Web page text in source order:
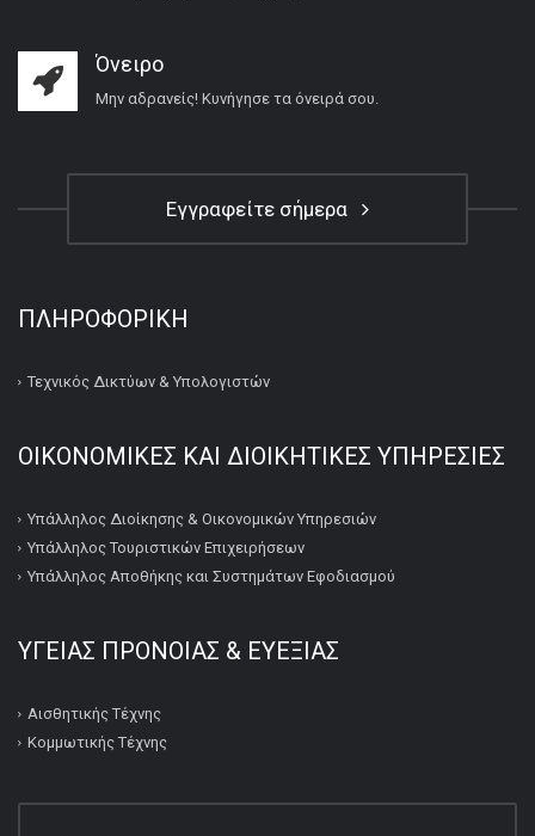
Όνειρο
Μην αδρανείς! Κυνήγησε τα όνειρά σου.
Εγγραφείτε σήμερα
ΠΛΗΡΟΦΟΡΙΚΉ
Τεχνικός Δικτύων & Υπολογιστών
ΟΙΚΟΝΟΜΙΚΕΣ ΚΑΙ ΔΙΟΙΚΗΤΙΚΕΣ ΥΠΗΡΕΣΙΕΣ
Υπάλληλος Διοίκησης & Οικονομικών Υπηρεσιών
Υπάλληλος Τουριστικών Επιχειρήσεων
Υπάλληλος Αποθήκης και Συστημάτων Εφοδιασμού
ΥΓΕΙΑΣ ΠΡΟΝΟΙΑΣ & ΕΥΕΞΙΑΣ
Αισθητικής Τέχνης
Κομμωτικής Τέχνης